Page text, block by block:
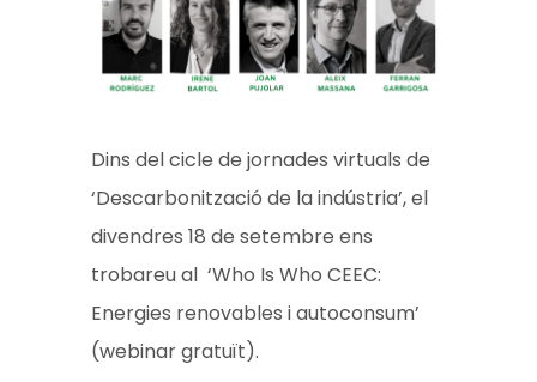
Dins del cicle de jornades virtuals de
‘Descarbonització de la indústria’, el
divendres 18 de setembre ens
trobareu al ‘Who Is Who CEEC:
Energies renovables i autoconsum’
(webinar gratuït).